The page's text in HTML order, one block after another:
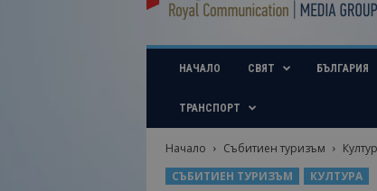
u
i
b
НАЧАЛО СВЯТ БЪЛГАРИЯ
ТРАНСПОРТ
Начало Събитиен туризъм
СЪБИТИЕН ТУРИЗЪМ
КУЛТУРА